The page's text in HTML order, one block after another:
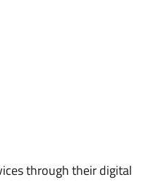
through their digital